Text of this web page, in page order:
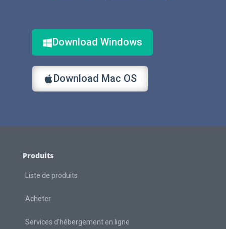
Download Windows
Download Mac OS
Produits
Liste de produits
Acheter
Services d'hébergement en ligne